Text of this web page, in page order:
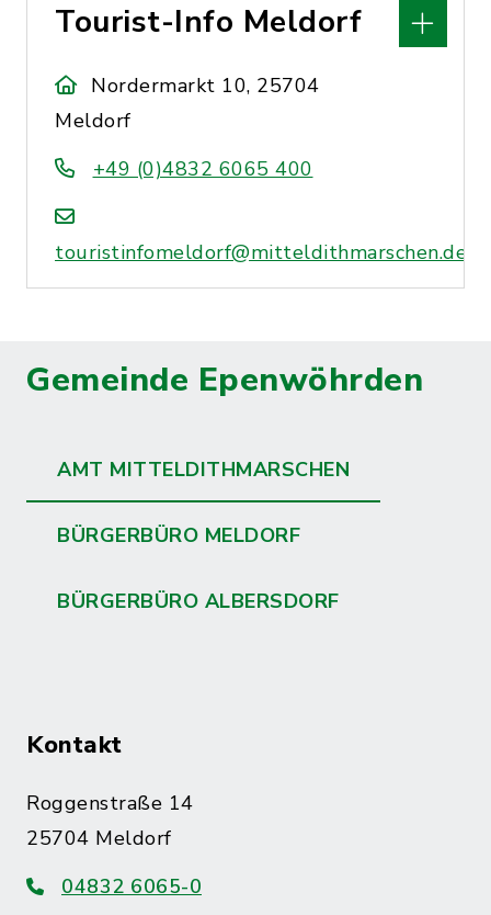
Tourist-Info Meldorf
Nordermarkt 10, 25704
Meldorf
+49 (0)4832 6065 400
touristinfomeldorf@mitteldithmarschen.de
Gemeinde Epenwöhrden
AMT MITTELDITHMARSCHEN
BÜRGERBÜRO MELDORF
BÜRGERBÜRO ALBERSDORF
Kontakt
Roggenstraße 14
25704 Meldorf
04832 6065-0